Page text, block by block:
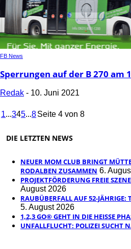
FB News
Sperrungen auf der B 270 am
Redak - 10. Juni 2021
1...345...8Seite 4 von 8
DIE LETZTEN NEWS
NEUER MOM CLUB BRINGT
RODALBEN ZUSAMMEN 6.
PROJEKTFÖRDERUNG FREIE
August 2026
RAUBÜBERFALL AUF 52-JÄHRIGE:
5. August 2026
1,2,3 GO® GEHT IN DIE HEISSE
UNFALLFLUCHT: POLIZEI SUCHT